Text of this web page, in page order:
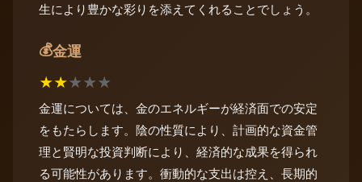
生により豊かな彩りを添えてくれることでしょう。
💰金運
★★★★★
金運については、金のエネルギーが経済面での安定
をもたらします。陰の性質により、計画的な資金管
理と賢明な投資判断により、経済的な成果を得られ
る可能性があります。衝動的な支出は控え、長期的